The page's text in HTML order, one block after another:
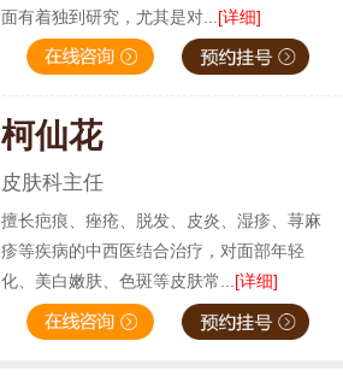
面有着独到研究，尤其是对... [详细]
柯仙花
皮肤科主任
擅长疤痕、痤疮、脱发、皮炎、湿疹、荨麻
疹等疾病的中西医结合治疗，对面部年轻
化、美白嫩肤、色斑等皮肤常...[详细]